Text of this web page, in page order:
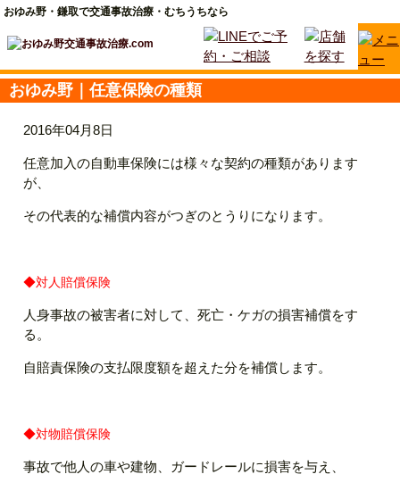
おゆみ野・鎌取で交通事故治療・むちうちなら
おゆみ野｜任意保険の種類
2016年04月8日
任意加入の自動車保険には様々な契約の種類があります
が、
その代表的な補償内容がつぎのとうりになります。
◆対人賠償保険
人身事故の被害者に対して、死亡・ケガの損害補償をす
る。
自賠責保険の支払限度額を超えた分を補償します。
◆対物賠償保険
事故で他人の車や建物、ガードレールに損害を与え、